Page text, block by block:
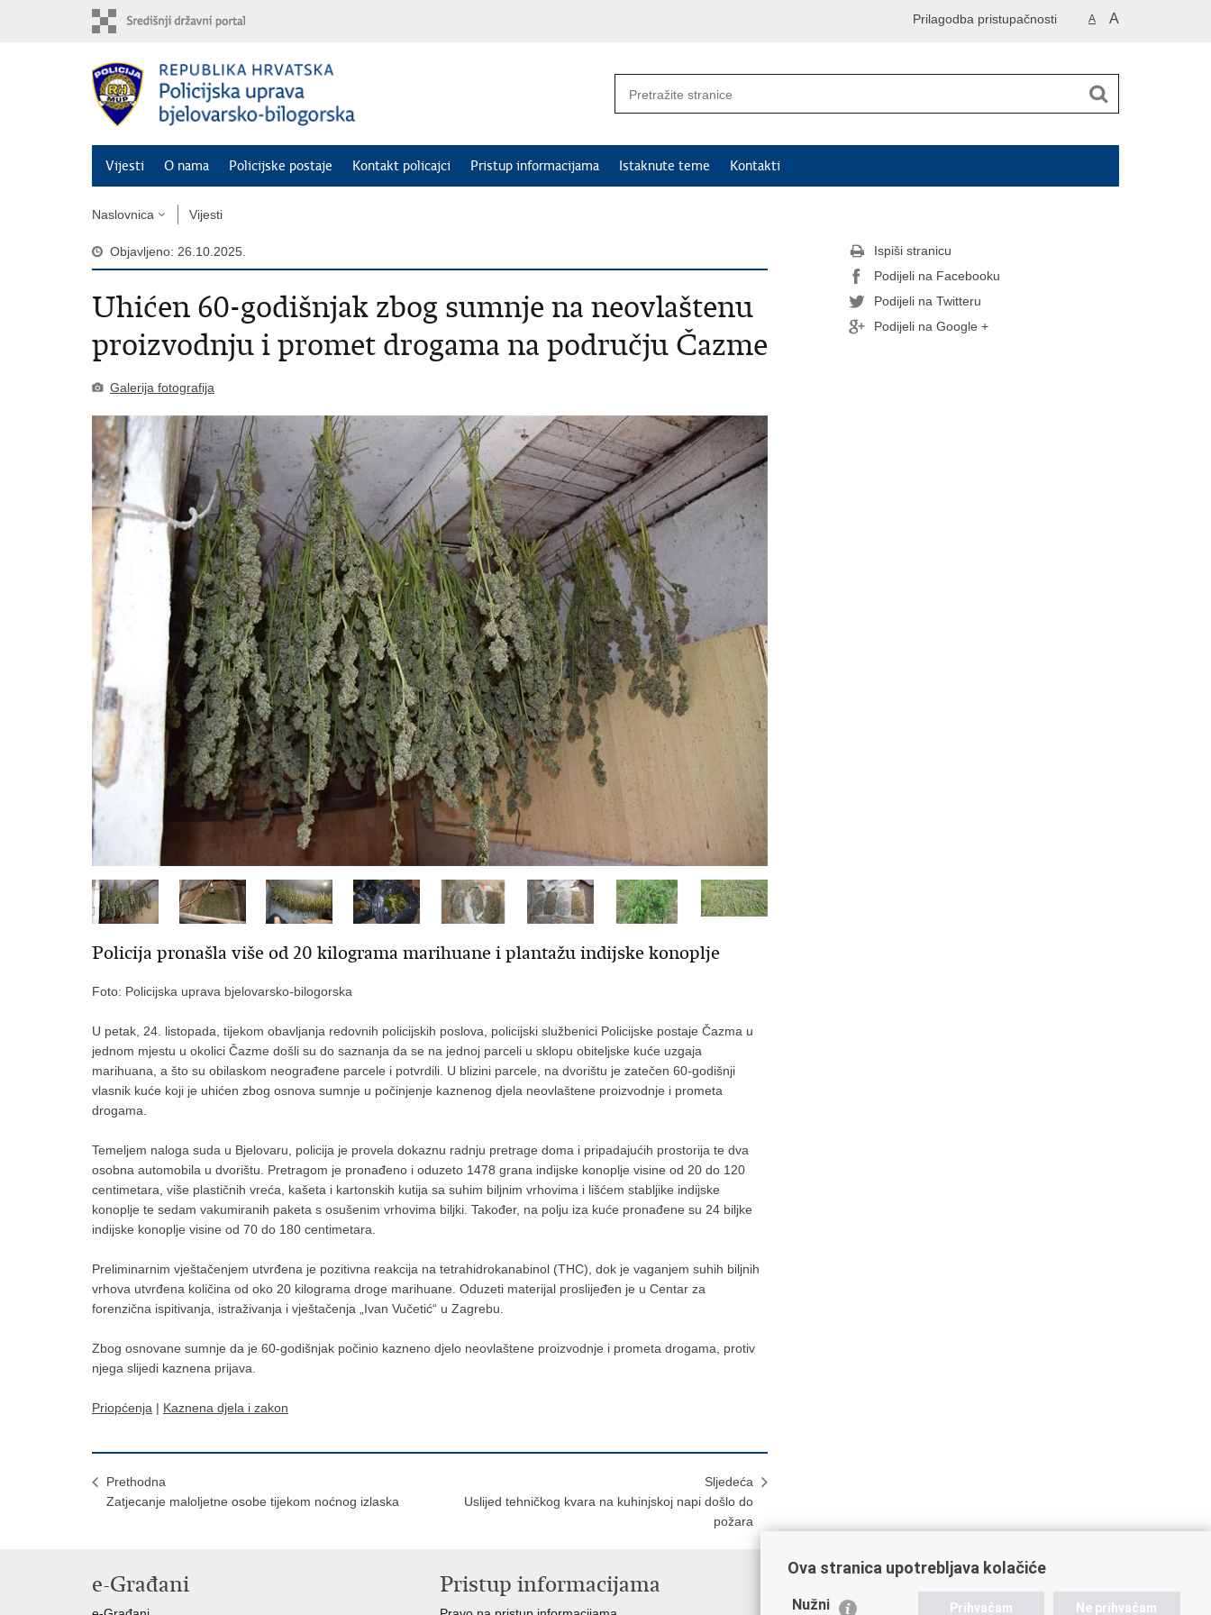
A A
Prilagodba pristupačnosti
Vijesti O nama Policijske postaje Kontakt policajci Pristup informacijama Istaknute teme Kontakti
Naslovnica Vijesti
Objavljeno: 26.10.2025.
Uhićen 60-godišnjak zbog sumnje na neovlaštenu
proizvodnju i promet drogama na području Čazme
Galerija fotografija
Policija pronašla više od 20 kilograma marihuane i plantažu indijske konoplje
Foto: Policijska uprava bjelovarsko-bilogorska
U petak, 24. listopada, tijekom obavljanja redovnih policijskih poslova, policijski službenici Policijske postaje Čazma u
jednom mjestu u okolici Čazme došli su do saznanja da se na jednoj parceli u sklopu obiteljske kuće uzgaja
marihuana, a što su obilaskom neograđene parcele i potvrdili. U blizini parcele, na dvorištu je zatečen 60-godišnji
vlasnik kuće koji je uhićen zbog osnova sumnje u počinjenje kaznenog djela neovlaštene proizvodnje i prometa
drogama.
Temeljem naloga suda u Bjelovaru, policija je provela dokaznu radnju pretrage doma i pripadajućih prostorija te dva
osobna automobila u dvorištu. Pretragom je pronađeno i oduzeto 1478 grana indijske konoplje visine od 20 do 120
centimetara, više plastičnih vreća, kašeta i kartonskih kutija sa suhim biljnim vrhovima i lišćem stabljike indijske
konoplje te sedam vakumiranih paketa s osušenim vrhovima biljki. Također, na polju iza kuće pronađene su 24 biljke
indijske konoplje visine od 70 do 180 centimetara.
Preliminarnim vještačenjem utvrđena je pozitivna reakcija na tetrahidrokanabinol (THC), dok je vaganjem suhih biljnih
vrhova utvrđena količina od oko 20 kilograma droge marihuane. Oduzeti materijal proslijeđen je u Centar za
forenzična ispitivanja, istraživanja i vještačenja „Ivan Vučetić“ u Zagrebu.
Zbog osnovane sumnje da je 60-godišnjak počinio kazneno djelo neovlaštene proizvodnje i prometa drogama, protiv
njega slijedi kaznena prijava.
Priopćenja | Kaznena djela i zakon
Prethodna
Zatjecanje maloljetne osobe tijekom noćnog izlaska
Sljedeća
Uslijed tehničkog kvara na kuhinjskoj napi došlo do
požara
Ispiši stranicu
Podijeli na Facebooku
Podijeli na Twitteru
Podijeli na Google +
e-Građani Pristup informacijama Važne poveznice
Ova stranica upotrebljava kolačiće
Nužni Prihvaćam Ne prihvaćam